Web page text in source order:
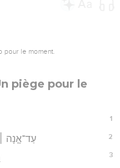
le moment.
piège pour le
1
2 עַד־אָ֤נָה
3